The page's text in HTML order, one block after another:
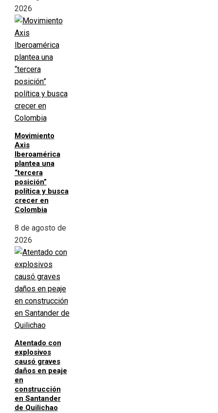
2026
Movimiento
Axis
Iberoamérica
plantea una
“tercera
posición”
política y busca
crecer en
Colombia
8 de agosto de
2026
Atentado con
explosivos
causó graves
daños en peaje
en
construcción
en Santander
de Quilichao